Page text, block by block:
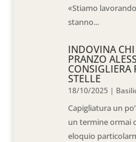
«Stiamo
stanno...
INDOVINA
PRANZO
CONSIGLIERA
STELLE
18/10/2025 |
Capigliatura un
un termine ormai
eloquio